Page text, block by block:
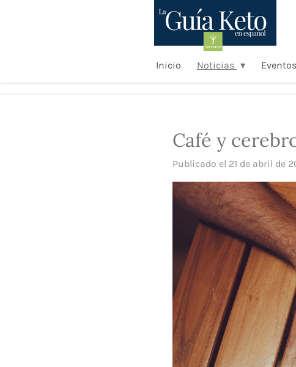
Inicio Noticias Eventos
Café y
Publicado el 21 de abril de